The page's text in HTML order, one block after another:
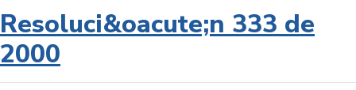
Resoluci&oacute;n 333 de
2000